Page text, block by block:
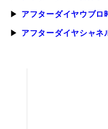
アフターダイヤウブロ
アフターダイヤシャネ